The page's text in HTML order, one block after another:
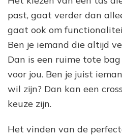
past, gaat verder dan
gaat ook om
Ben je iemand die altijd
Dan is een ruime tote
voor jou. Ben je juist
wil zijn? Dan kan een
keuze zijn.
Het vinden van de